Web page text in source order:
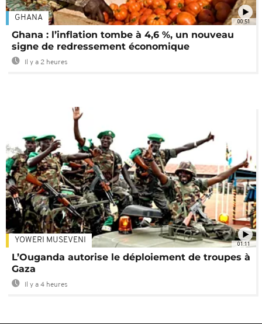
00:51
GHANA
Ghana : l’inflation tombe à 4,6 %, un nouveau
signe de redressement économique
Il y a 2 heures
01:11
YOWERI MUSEVENI
L’Ouganda autorise le déploiement de troupes à
Gaza
Il y a 4 heures